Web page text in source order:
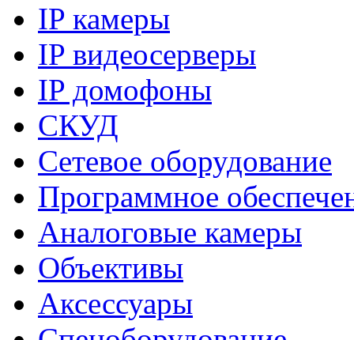
IP камеры
IP видеосерверы
IP домофоны
СКУД
Сетевое оборудование
Программное
Аналоговые камеры
Объективы
Аксессуары